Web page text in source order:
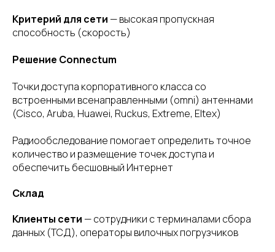
Критерий для сети — высокая пропускная
способность (скорость)
Решение Connectum
Точки доступа корпоративного класса со
встроенными всенаправленными (omni) антеннами
(Cisco, Aruba, Huawei, Ruckus, Extreme, Eltex)
Радиообследование помогает определить точное
количество и размещение точек доступа и
обеспечить бесшовный Интернет
Склад
Клиенты сети — сотрудники с терминалами сбора
данных (ТСД), операторы вилочных погрузчиков